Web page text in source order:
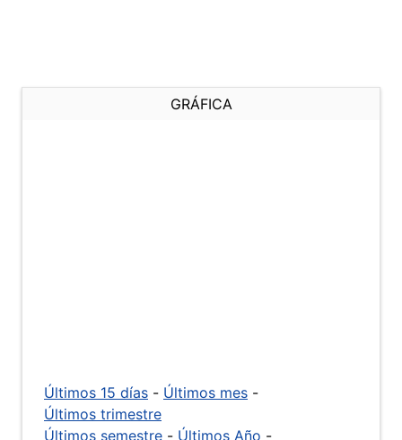
GRÁFICA
Últimos 15 días - Últimos mes -
Últimos trimestre
Últimos semestre - Últimos Año -